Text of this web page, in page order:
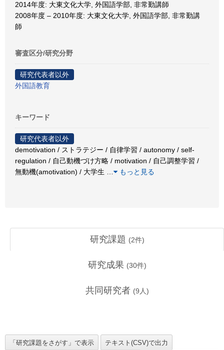
2014年度: 大東文化大学, 外国語学部, 非常勤講師
2008年度 – 2010年度: 大東文化大学, 外国語学部, 非常勤講
師
審査区分/研究分野
研究代表者以外
外国語教育
キーワード
研究代表者以外
demotivation / ストラテジー / 自律学習 / autonomy / self-
regulation / 自己動機づけ方略 / motivation / 自己調整学習 /
無動機(amotivation) / 大学生
もっと見る
研究課題 (2件)
研究成果 (30件)
共同研究者 (9 人)